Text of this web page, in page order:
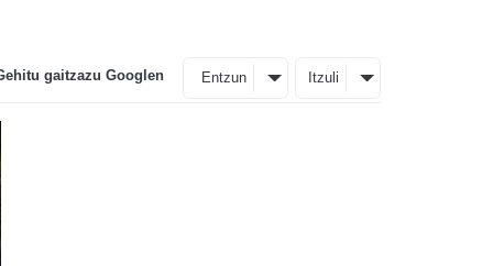
gaitzazu Googlen Entzun Itzuli